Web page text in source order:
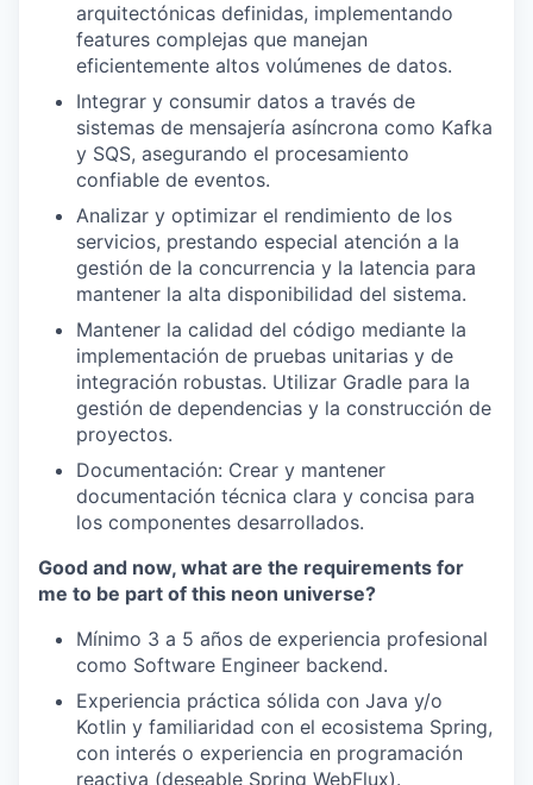
arquitectónicas definidas, implementando
features complejas que manejan
eficientemente altos volúmenes de datos.
Integrar y consumir datos a través de
sistemas de mensajería asíncrona como Kafka
y SQS, asegurando el procesamiento
confiable de eventos.
Analizar y optimizar el rendimiento de los
servicios, prestando especial atención a la
gestión de la concurrencia y la latencia para
mantener la alta disponibilidad del sistema.
Mantener la calidad del código mediante la
implementación de pruebas unitarias y de
integración robustas. Utilizar Gradle para la
gestión de dependencias y la construcción de
proyectos.
Documentación: Crear y mantener
documentación técnica clara y concisa para
los componentes desarrollados.
Good and now, what are the requirements for
me to be part of this neon universe?
Mínimo 3 a 5 años de experiencia profesional
como Software Engineer backend.
Experiencia práctica sólida con Java y/o
Kotlin y familiaridad con el ecosistema Spring,
con interés o experiencia en programación
reactiva (deseable Spring WebFlux).